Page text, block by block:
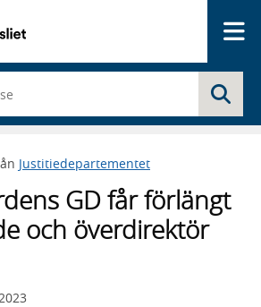
Justitiedepartementet
GD får förlängt
och överdirektör